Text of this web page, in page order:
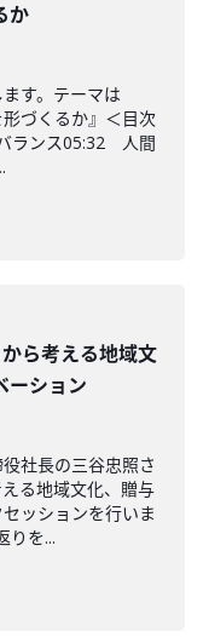
か
す。テーマは
づくるか』＜目次
ランス05:32 人間
ら考える地域文
ーション
社長の三谷忠照さ
る地域文化、贈与
ッションを行いま
りを...